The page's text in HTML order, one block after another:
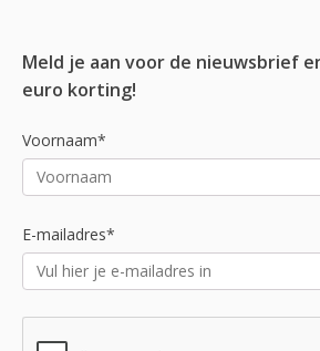
Meld je aan voor de nieuwsbrief
euro korting!
Voornaam*
E-mailadres*